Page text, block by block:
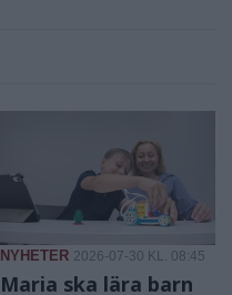
NYHETER 2026-07-30 KL. 08:45
Maria ska lära barn